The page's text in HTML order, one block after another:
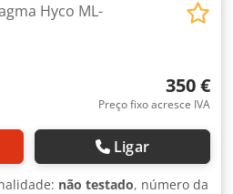
Hyco ML-
350 €
Preço fixo acresce IVA
Ligar
não testado, número da